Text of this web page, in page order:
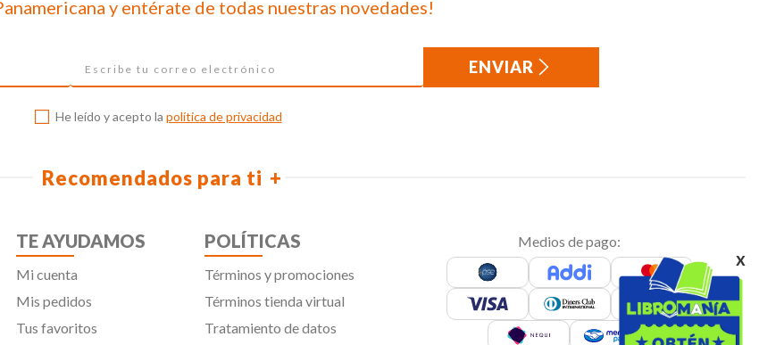
x
y entérate de todas nuestras novedades!
ENVIAR
He leído y acepto la política de privacidad
Recomendados para ti
TE AYUDAMOS
Mi cuenta
Mis pedidos
Tus favoritos
POLÍTICAS
Términos y promociones
Términos tienda virtual
Tratamiento de datos
Medios de pago: